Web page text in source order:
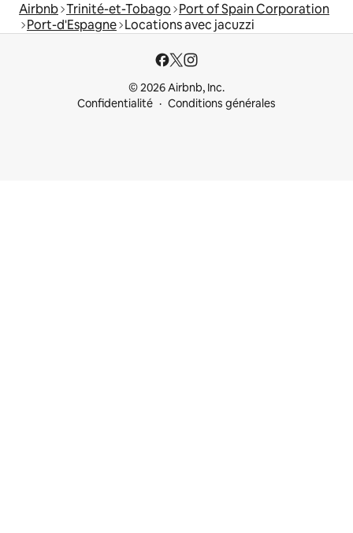
Airbnb Trinité-et-Tobago Port of Spain Corporation
Port-d'Espagne Locations avec jacuzzi
© 2026 Airbnb, Inc.
Confidentialité
Conditions générales